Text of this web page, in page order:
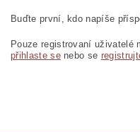
Buďte první, kdo napíše
Pouze registrovaní uživatelé
přihlaste senebo se